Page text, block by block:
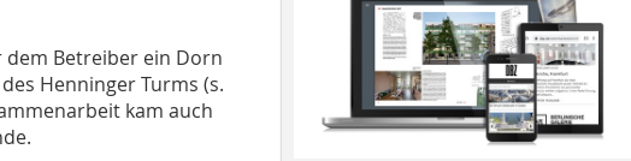
dem Betreiber ein Dorn
Henninger Turms (s.
kam auch